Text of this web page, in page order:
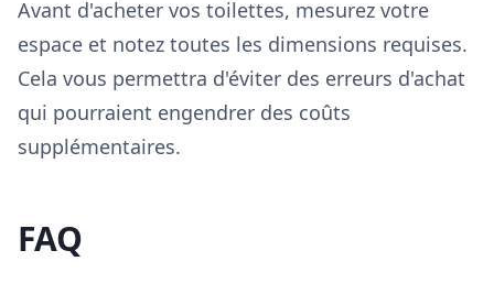
Avant d'acheter vos toilettes, mesurez votre
espace et notez toutes les dimensions requises.
Cela vous permettra d'éviter des erreurs d'achat
qui pourraient engendrer des coûts
supplémentaires.
FAQ